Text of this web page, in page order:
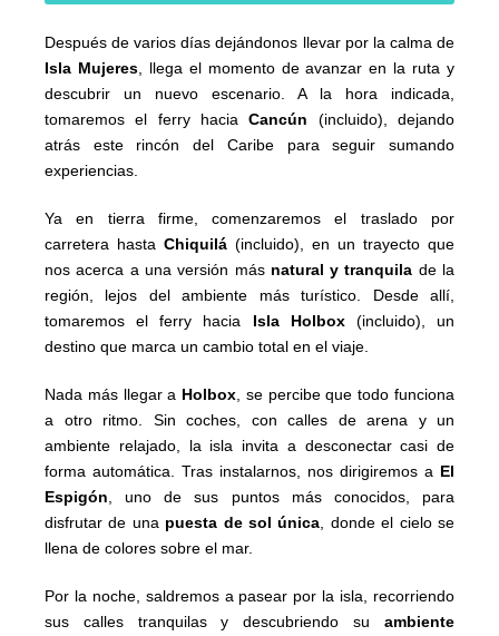
Después de varios días dejándonos llevar por la calma de
Isla Mujeres, llega el momento de avanzar en la ruta y
descubrir un nuevo escenario. A la hora indicada,
tomaremos el ferry haciaCancún (incluido), dejando
atrás este rincón del Caribe para seguir sumando
experiencias.
Ya en tierra firme, comenzaremos el traslado por
carretera hasta Chiquilá (incluido), en un trayecto que
nos acerca a una versión más natural y tranquila de la
región, lejos del ambiente más turístico. Desde allí,
tomaremos el ferry hacia Isla Holbox(incluido), un
destino que marca un cambio total en el viaje.
Nada más llegar a Holbox , se percibe que todo funciona
a otro ritmo. Sin coches, con calles de arena y un
ambiente relajado, la isla invita a desconectar casi de
forma automática. Tras instalarnos, nos dirigiremos a El
Espigón , uno de sus puntos más conocidos, para
disfrutar de una puesta de sol única , donde el cielo se
llena de colores sobre el mar.
Por la noche, saldremos a pasear por la isla, recorriendo
sus calles tranquilas y descubriendo su ambiente